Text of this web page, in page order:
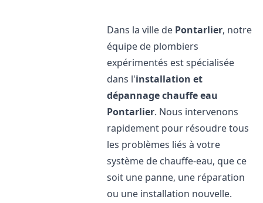
Dans la ville de Pontarlier, notre
équipe de plombiers
expérimentés est spécialisée
dans l'installation et
dépannage chauffe eau
Pontarlier. Nous intervenons
rapidement pour résoudre tous
les problèmes liés à votre
système de chauffe-eau, que ce
soit une panne, une réparation
ou une installation nouvelle.